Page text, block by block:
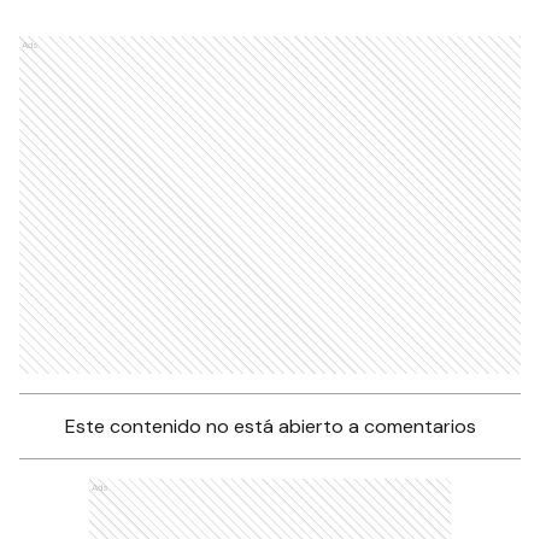
Ads
Este contenido no está abierto a comentarios
Ads